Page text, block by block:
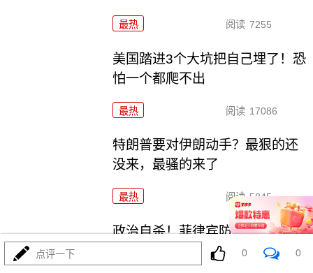
最热 阅读 7255
美国踏进3个大坑把自己埋了！恐
怕一个都爬不出
最热 阅读 17086
特朗普要对伊朗动手？最狠的还
没来，最骚的来了
最热 阅读 5845
政治自杀！菲律宾防长，你这是
在给菲律宾掘墓！
点评一下 0 0